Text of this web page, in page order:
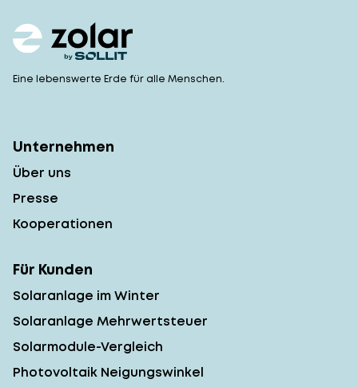
Eine lebenswerte Erde für alle Menschen.
Unternehmen
Über uns
Presse
Kooperationen
Für Kunden
Solaranlage im Winter
Solaranlage Mehrwertsteuer
Solarmodule-Vergleich
Photovoltaik Neigungswinkel